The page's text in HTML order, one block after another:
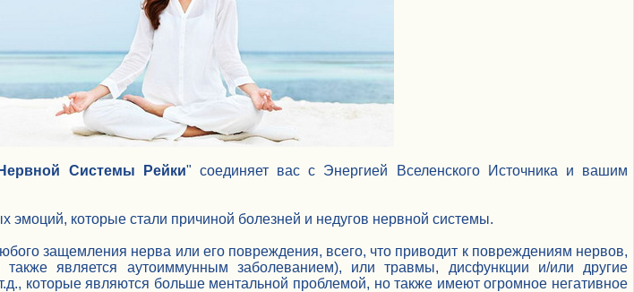
Системы Рейки" соединяет вас с Энергией Вселенского Источника и вашим
эмоций, которые стали причиной болезней и недугов нервной системы.
защемления нерва или его повреждения, всего, что приводит к повреждениям нервов,
также является аутоиммунным заболеванием), или травмы, дисфункции и/или другие
которые являются больше ментальной проблемой, но также имеют огромное негативное